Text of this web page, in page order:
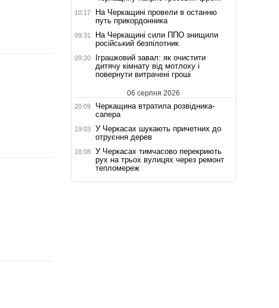
10:17
На Черкащині провели в останню
путь прикордонника
09:31
На Черкащині сили ППО знищили
російський безпілотник
09:20
Іграшковий завал: як очистити
дитячу кімнату від мотлоху і
повернути витрачені гроші
06 серпня 2026
20:09
Черкащина втратила розвідника-
сапера
19:03
У Черкасах шукають причетних до
отруєння дерев
18:08
У Черкасах тимчасово перекриють
рух на трьох вулицях через ремонт
тепломереж